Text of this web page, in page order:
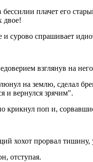
плачет его
двое!
сурово спрашивает
взглянув на
на землю, сделал
и вернулся зрячим".
крикнул поп и,
хохот прорвал тишину,
отступая.